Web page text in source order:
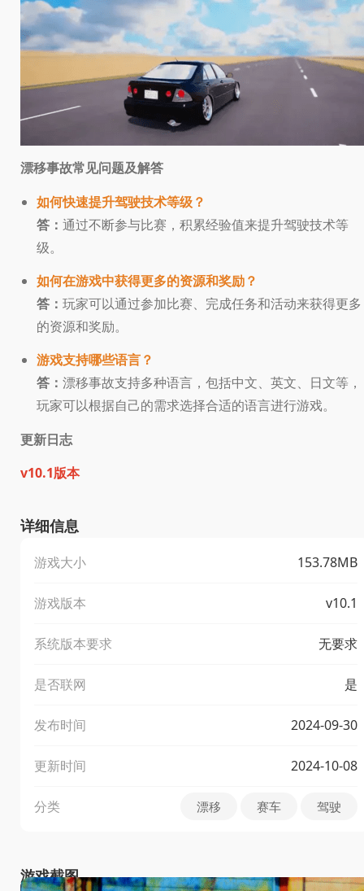
漂移事故常见问题及解答
如何快速提升驾驶技术等级？
答： 通过不断参与比赛，积累经验值来提升驾驶技术等
级。
如何在游戏中获得更多的资源和奖励？
答： 玩家可以通过参加比赛、完成任务和活动来获得更多
的资源和奖励。
游戏支持哪些语言？
答： 漂移事故支持多种语言，包括中文、英文、日文等，
玩家可以根据自己的需求选择合适的语言进行游戏。
更新日志
v10.1版本
详细信息
游戏大小 153.78MB
游戏版本 v10.1
系统版本要求 无要求
是否联网 是
发布时间 2024-09-30
更新时间 2024-10-08
分类 漂移 赛车 驾驶
游戏截图